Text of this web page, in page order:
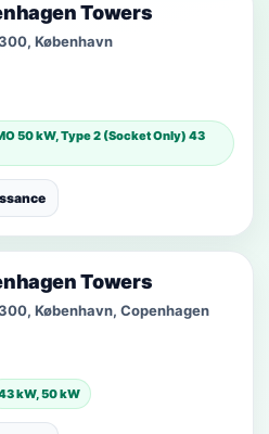
Towers
København
50 kW, Type 2 (Socket Only) 43
Towers
København, Copenhagen
kW, 50 kW